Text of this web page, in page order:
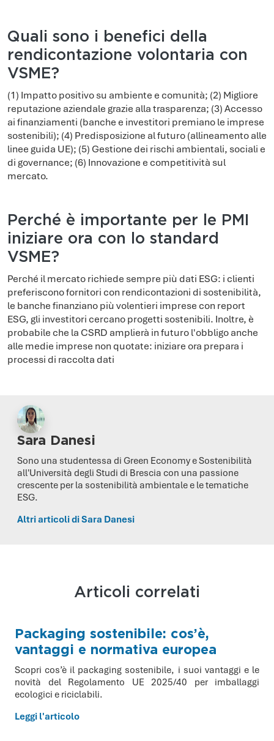
Quali sono i benefici della
rendicontazione volontaria con
VSME?
(1) Impatto positivo su ambiente e comunità; (2) Migliore
reputazione aziendale grazie alla trasparenza; (3) Accesso
ai finanziamenti (banche e investitori premiano le imprese
sostenibili); (4) Predisposizione al futuro (allineamento alle
linee guida UE); (5) Gestione dei rischi ambientali, sociali e
di governance; (6) Innovazione e competitività sul
mercato.
Perché è importante per le PMI
iniziare ora con lo standard
VSME?
Perché il mercato richiede sempre più dati ESG: i clienti
preferiscono fornitori con rendicontazioni di sostenibilità,
le banche finanziano più volentieri imprese con report
ESG, gli investitori cercano progetti sostenibili. Inoltre, è
probabile che la CSRD amplierà in futuro l'obbligo anche
alle medie imprese non quotate: iniziare ora prepara i
processi di raccolta dati
Sara Danesi
Sono una studentessa di Green Economy e Sostenibilità
all'Università degli Studi di Brescia con una passione
crescente per la sostenibilità ambientale e le tematiche
ESG.
Altri articoli di Sara Danesi
Articoli correlati
Packaging sostenibile: cos’è,
vantaggi e normativa europea
Scopri cos’è il packaging sostenibile, i suoi vantaggi e le
novità del Regolamento UE 2025/40 per imballaggi
ecologici e riciclabili.
Leggi l'articolo